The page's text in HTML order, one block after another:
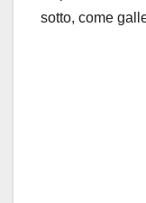
sotto, come